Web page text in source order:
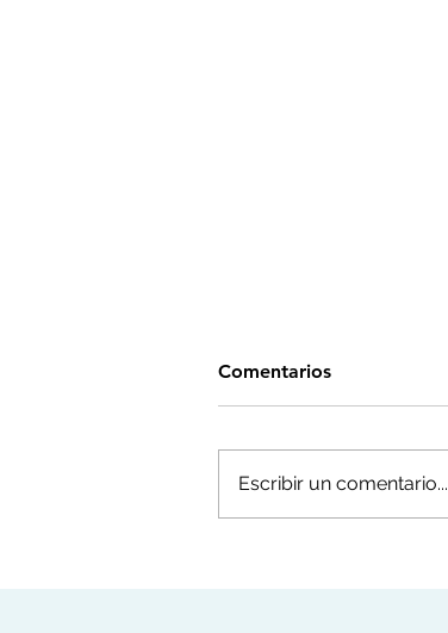
DREW WEISSMAN
Comentarios
Escribir un comentario...